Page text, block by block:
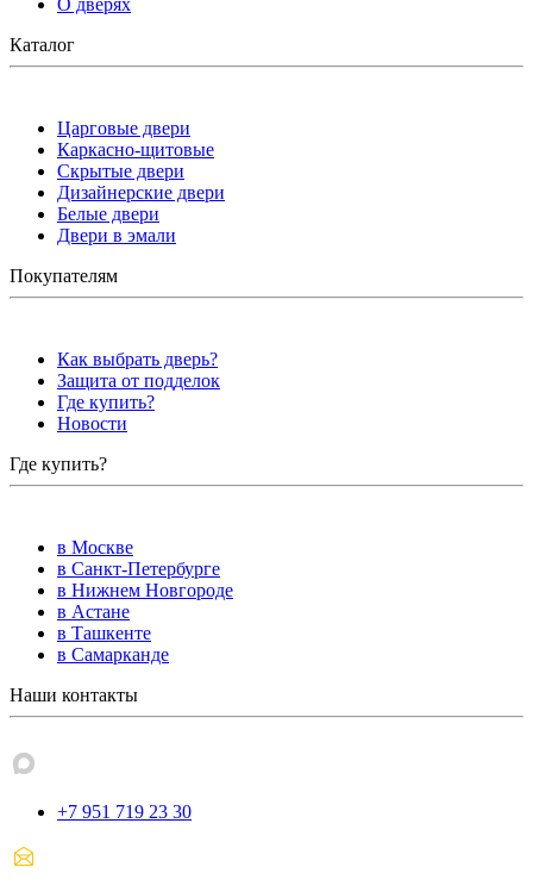
О дверях
Каталог
Царговые двери
Каркасно-щитовые
Скрытые двери
Дизайнерские двери
Белые двери
Двери в эмали
Покупателям
Как выбрать дверь?
Защита от подделок
Где купить?
Новости
Где купить?
в Москве
в Санкт-Петербурге
в Нижнем Новгороде
в Астане
в Ташкенте
в Самарканде
Наши контакты
+7 951 719 23 30